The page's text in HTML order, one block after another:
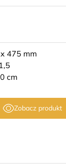
475 mm
1,5
cm
Zobacz produkt